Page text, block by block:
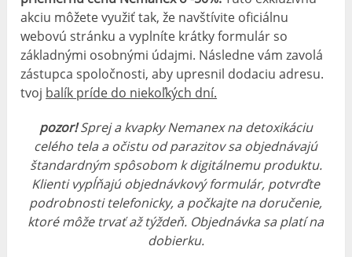
akciu môžete využiť tak, že navštívite oficiálnu
webovú stránku a vyplníte krátky formulár so
základnými osobnými údajmi. Následne vám zavolá
zástupca spoločnosti, aby upresnil dodaciu adresu.
tvoj balík príde do niekoľkých dní.
pozor!Sprej a kvapky Nemanex na detoxikáciu
celého tela a očistu od parazitov sa objednávajú
štandardným spôsobom k digitálnemu produktu.
Klienti vypĺňajú objednávkový formulár, potvrďte
podrobnosti telefonicky, a počkajte na doručenie,
ktoré môže trvať až týždeň. Objednávka sa platí na
dobierku.